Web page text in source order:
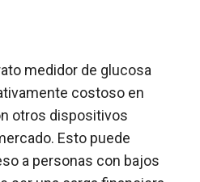
medidor de glucosa
costoso en
otros dispositivos
Esto puede
a personas con bajos